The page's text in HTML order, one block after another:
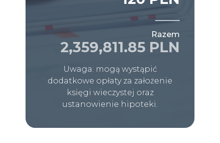
Razem
2,359,811.85 PLN
Uwaga: mogą wystąpić
dodatkowe opłaty za założenie
księgi wieczystej oraz
ustanowienie hipoteki.